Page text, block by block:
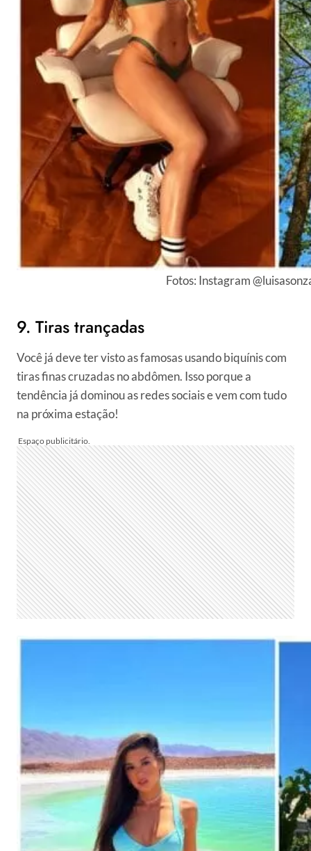
Fotos: Instagram
9. Tiras trançadas
Você já deve ter visto as famosas usando biquínis com
tiras finas cruzadas no abdômen. Isso porque a
tendência já dominou as redes sociais e vem com tudo
na próxima estação!